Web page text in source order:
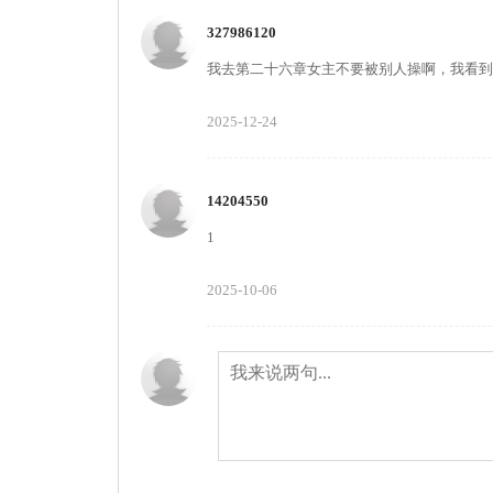
327986120
我去第二十六章女主不要被别人操啊，我看
2025-12-24
14204550
1
2025-10-06